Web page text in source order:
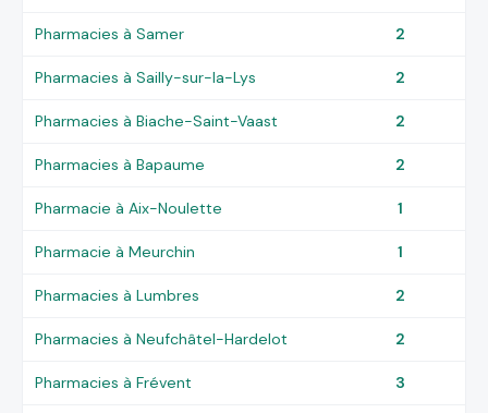
Pharmacies à Samer 2
Pharmacies à Sailly-sur-la-Lys 2
Pharmacies à Biache-Saint-Vaast 2
Pharmacies à Bapaume 2
Pharmacie à Aix-Noulette 1
Pharmacie à Meurchin 1
Pharmacies à Lumbres 2
Pharmacies à Neufchâtel-Hardelot 2
Pharmacies à Frévent 3